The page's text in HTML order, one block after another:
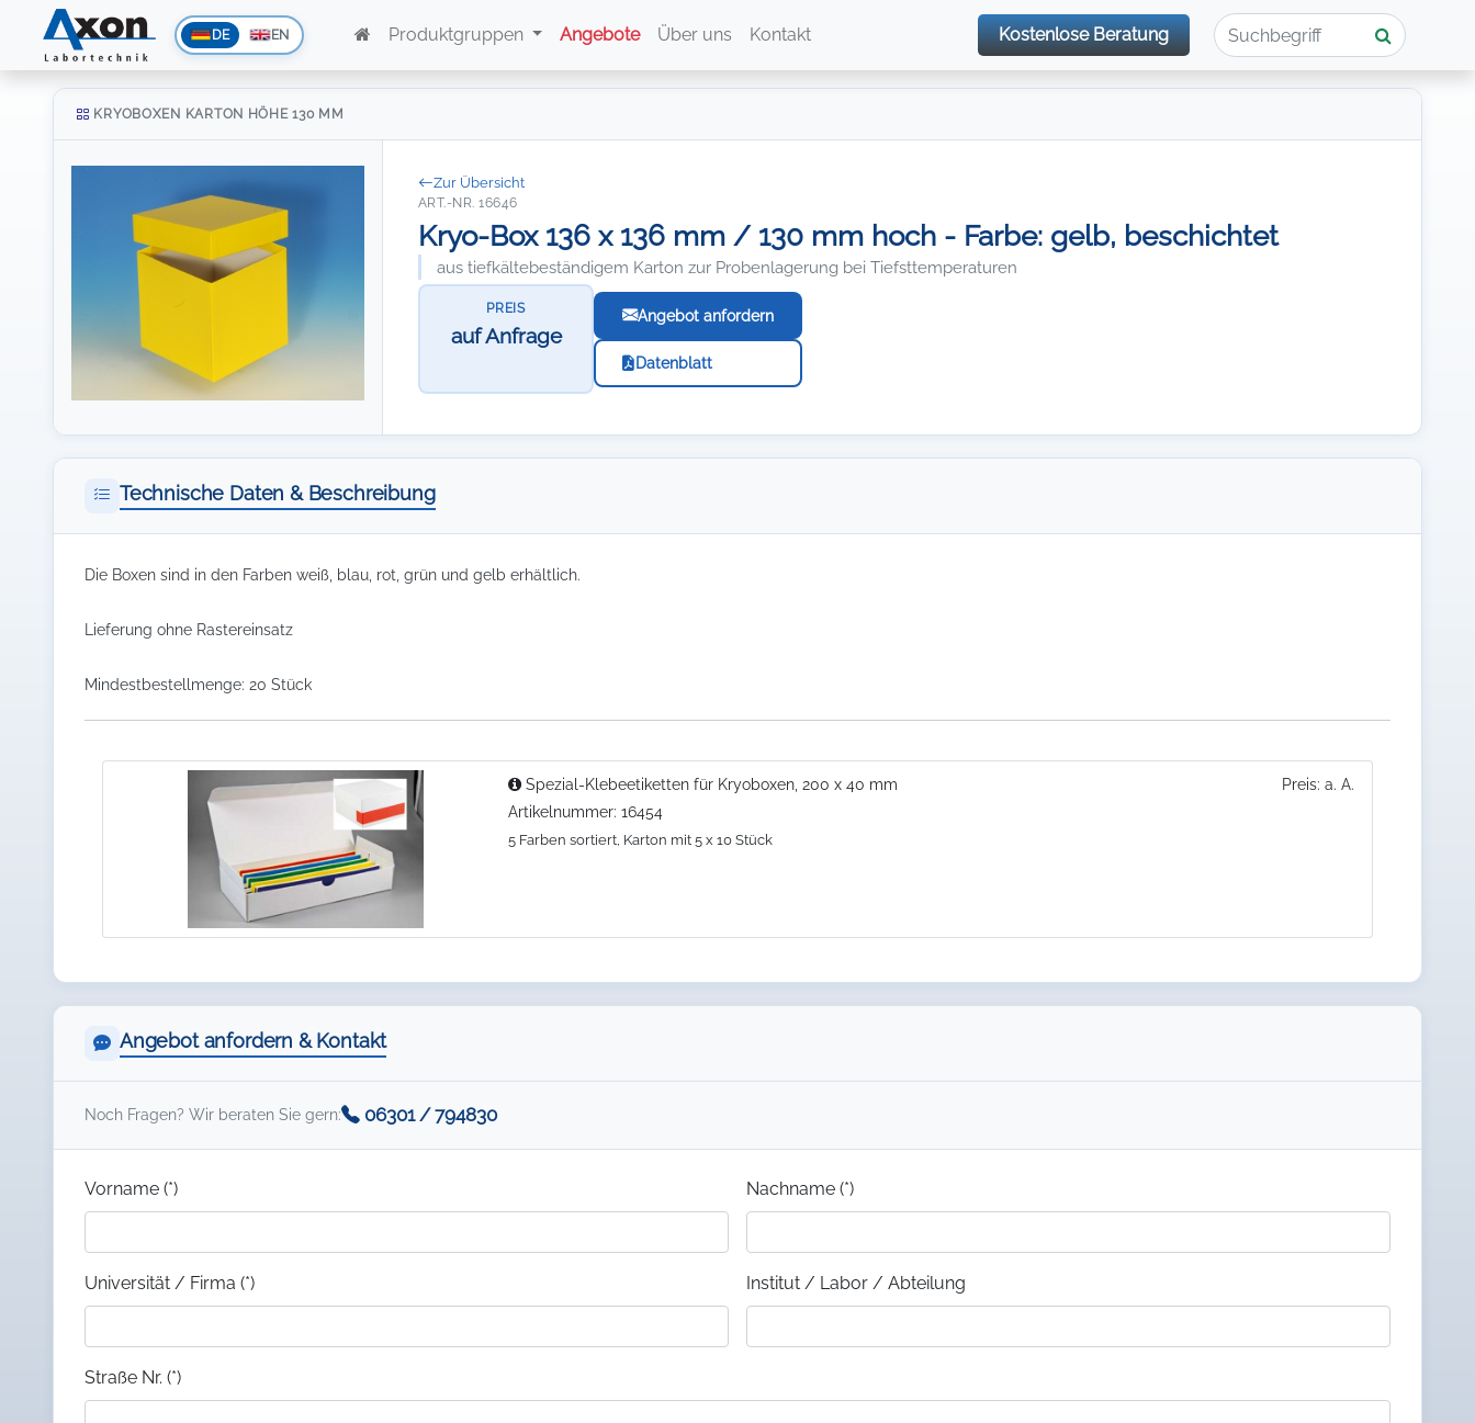
DE EN Produktgruppen Angebote Über uns Kontakt Kostenlose Beratung
KRYOBOXEN KARTON HÖHE 130 MM
Zur Übersicht
ART.-NR. 16646
Kryo-Box 136 x 136 mm / 130 mm hoch - Farbe: gelb, beschichtet
aus tiefkältebeständigem Karton zur Probenlagerung bei Tiefsttemperaturen
PREIS
auf Anfrage
Angebot anfordern
Datenblatt
Technische Daten & Beschreibung
Die Boxen sind in den Farben weiß, blau, rot, grün und gelb erhältlich.
Lieferung ohne Rastereinsatz
Mindestbestellmenge: 20 Stück
Spezial-Klebeetiketten für Kryoboxen, 200 x 40 mm
Artikelnummer: 16454
5 Farben sortiert, Karton mit 5 x 10 Stück
Preis: a. A.
Angebot anfordern & Kontakt
Noch Fragen? Wir beraten Sie gern: 06301 / 794830
Vorname (*) Nachname (*)
Universität / Firma (*) Institut / Labor / Abteilung
Straße Nr. (*)